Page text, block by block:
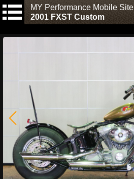
MY Performance Mobile Site
2001 FXST Custom